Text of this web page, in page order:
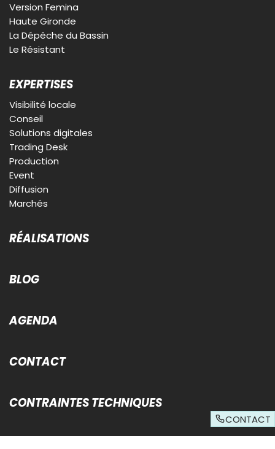
CONTACT
Version Femina
Haute Gironde
La Dépêche du Bassin
Le Résistant
EXPERTISES
Visibilité locale
Conseil
Solutions digitales
Trading Desk
Production
Event
Diffusion
Marchés
RÉALISATIONS
BLOG
AGENDA
CONTACT
CONTRAINTES TECHNIQUES